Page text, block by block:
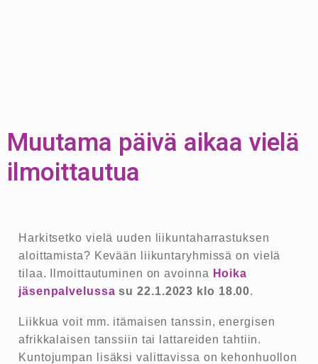
Muutama päivä aikaa vielä
ilmoittautua
Harkitsetko vielä uuden liikuntaharrastuksen
aloittamista? Kevään liikuntaryhmissä on vielä
tilaa. Ilmoittautuminen on avoinna Hoika
jäsenpalvelussa su 22.1.2023 klo 18.00.
Liikkua voit mm. itämaisen tanssin, energisen
afrikkalaisen tanssiin tai lattareiden tahtiin.
Kuntojumpan lisäksi valittavissa on kehonhuollon